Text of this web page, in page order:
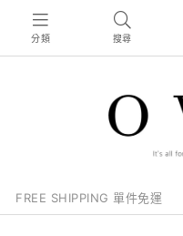
分類 搜尋
FREE SHIPPING 單件免運